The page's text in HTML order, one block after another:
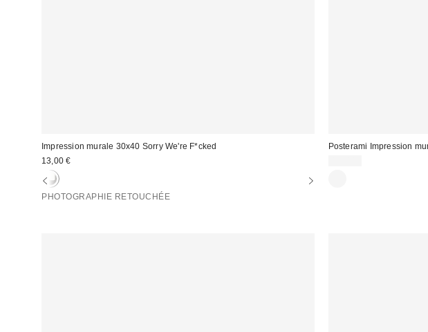
Impression murale 30x40 Sorry We're F*cked
13,00 €
PHOTOGRAPHIE RETOUCHÉE
Posterami Impression